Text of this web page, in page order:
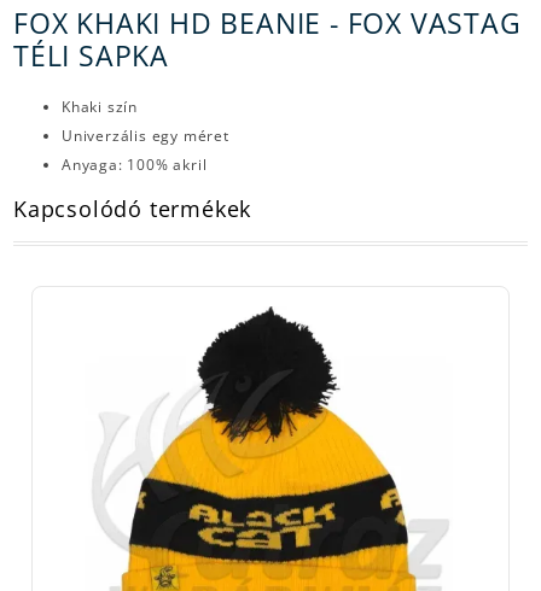
FOX KHAKI HD BEANIE - FOX VASTAG
TÉLI SAPKA
Khaki szín
Univerzális egy méret
Anyaga: 100% akril
Kapcsolódó termékek